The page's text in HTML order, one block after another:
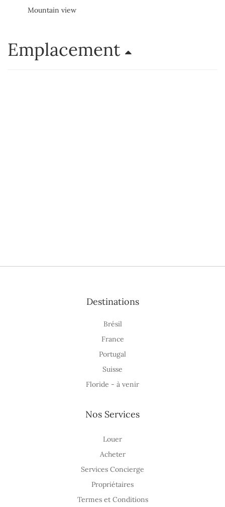
Mountain view
Emplacement
Destinations
Brésil
France
Portugal
Suisse
Floride - à venir
Nos Services
Louer
Acheter
Services Concierge
Propriétaires
Termes et Conditions